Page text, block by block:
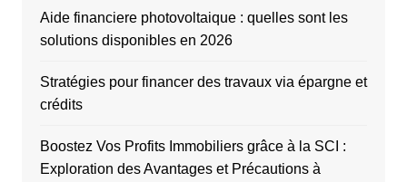
Aide financiere photovoltaique : quelles sont les
solutions disponibles en 2026
Stratégies pour financer des travaux via épargne et
crédits
Boostez Vos Profits Immobiliers grâce à la SCI :
Exploration des Avantages et Précautions à